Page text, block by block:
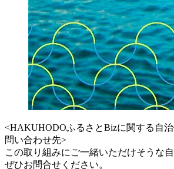
<HAKUHODOふるさとBizに関する自
問い合わせ先>
この取り組みにご一緒いただけそうな
ぜひお問合せください。